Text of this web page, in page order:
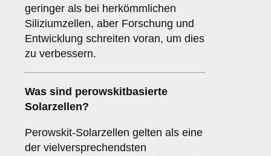
geringer als bei herkömmlichen
Siliziumzellen, aber Forschung und
Entwicklung schreiten voran, um dies
zu verbessern.
Was sind perowskitbasierte
Solarzellen?
Perowskit-Solarzellen gelten als eine
der vielversprechendsten